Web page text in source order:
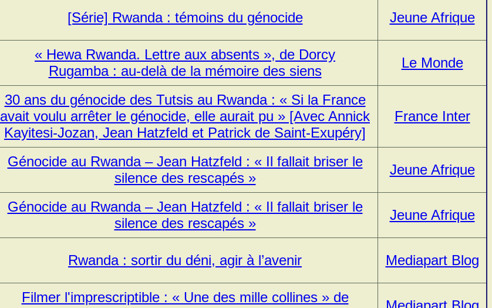
[Série] Rwanda : témoins du génocide Jeune Afrique
« Hewa Rwanda. Lettre aux absents », de Dorcy
Rugamba : au-delà de la mémoire des siens
Le Monde
30 ans du génocide des Tutsis au Rwanda : « Si la France
avait voulu arrêter le génocide, elle aurait pu » [Avec Annick
Kayitesi-Jozan, Jean Hatzfeld et Patrick de Saint-Exupéry]
France Inter
Génocide au Rwanda – Jean Hatzfeld : « Il fallait briser le
silence des rescapés »
Jeune Afrique
Génocide au Rwanda – Jean Hatzfeld : « Il fallait briser le
silence des rescapés »
Jeune Afrique
Rwanda : sortir du déni, agir à l’avenir Mediapart Blog
Filmer l'imprescriptible : « Une des mille collines » de